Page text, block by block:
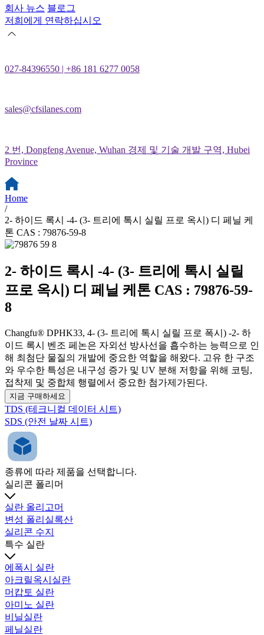
회사 뉴스 블로그
저희에게 연락하십시오
027-84396550 | +86 181 6277 0058
sales@cfsilanes.com
2 번, Dongfeng Avenue, Wuhan 경제 및 기술 개발 구역, Hubei
Province
Home
/
2- 하이드 록시 -4- (3- 트리에 톡시 실릴 프로 옥시) 디 페닐 케
톤 CAS : 79876-59-8
2- 하이드 록시 -4- (3- 트리에 톡시 실릴
프로 옥시) 디 페닐 케톤 CAS : 79876-59-
8
Changfu® DPHK33, 4- (3- 트리에 톡시 실릴 프로 폭시) -2- 하
이드 록시 벤조 페논은 자외선 방사선을 흡수하는 능력으로 인
해 최첨단 물질의 개발에 중요한 역할을 해왔다. 고유 한 구조
와 우수한 특성은 내구성 증가 및 UV 분해 저항을 위해 코팅,
접착제 및 중합체 행렬에서 중요한 첨가제가된다.
지금 구매하세요
TDS (테크니컬 데이터 시트)
SDS (안전 날짜 시트)
종류에 따라 제품을 선택합니다.
실리콘 폴리머
실란 올리고머
변성 폴리실록산
실리콘 수지
특수 실란
에폭시 실란
아크릴옥시실란
머캅토 실란
아미노 실란
비닐실란
페닐실란